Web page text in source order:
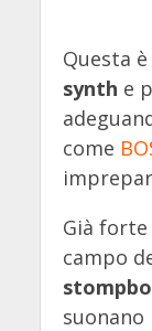
Questa
synth e
come
Già
campo
suonano